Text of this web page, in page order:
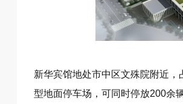
新华宾馆地处市中区文殊院附近
型地面停车场，可同时停放200余